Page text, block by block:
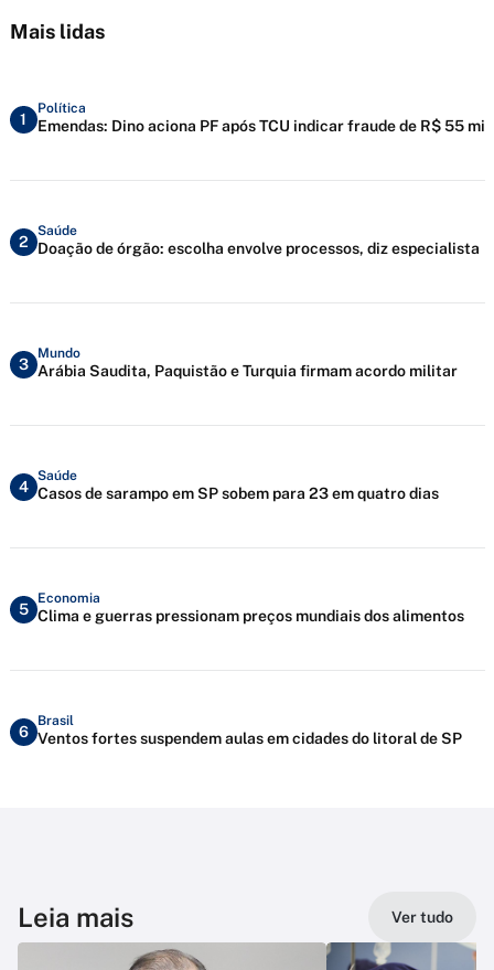
Mais lidas
1
Política
Emendas: Dino aciona PF após TCU indicar fraude de R$ 55 mi
2
Saúde
Doação de órgão: escolha envolve processos, diz especialista
3
Mundo
Arábia Saudita, Paquistão e Turquia firmam acordo militar
4
Saúde
Casos de sarampo em SP sobem para 23 em quatro dias
5
Economia
Clima e guerras pressionam preços mundiais dos alimentos
6
Brasil
Ventos fortes suspendem aulas em cidades do litoral de SP
Leia mais Ver tudo